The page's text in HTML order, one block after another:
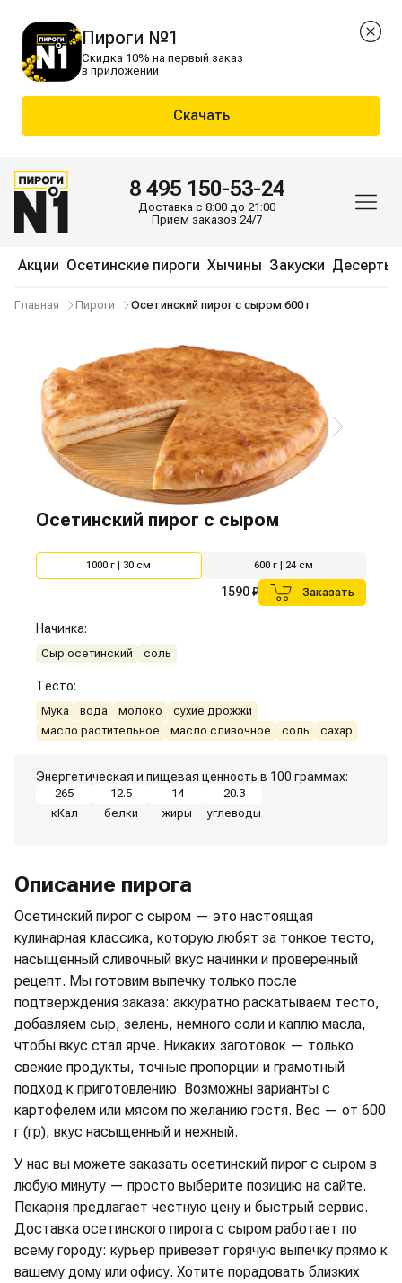
Пироги №1
Скидка 10% на первый заказ
в приложении
Скачать
8 495 150-53-24
Доставка с 8:00 до 21:00
Прием заказов 24/7
Акции Осетинские пироги Хычины Закуски Десерты
Главная Пироги Осетинский пирог с сыром 600 г
Осетинский пирог с сыром
1000 г | 30 см 600 г | 24 см
1590 ₽ Заказать
Начинка:
Сыр осетинский соль
Тесто:
Мука вода молоко
сухие дрожжи
масло растительное
масло сливочное соль сахар
Энергетическая и пищевая ценность в 100 граммах:
265
кКал
12.5
белки
14
жиры
20.3
углеводы
Описание пирога
Осетинский пирог с сыром — это настоящая
кулинарная классика, которую любят за тонкое тесто,
насыщенный сливочный вкус начинки и проверенный
рецепт. Мы готовим выпечку только после
подтверждения заказа: аккуратно раскатываем тесто,
добавляем сыр, зелень, немного соли и каплю масла,
чтобы вкус стал ярче. Никаких заготовок — только
свежие продукты, точные пропорции и грамотный
подход к приготовлению. Возможны варианты с
картофелем или мясом по желанию гостя. Вес — от 600
г (гр), вкус насыщенный и нежный.
У нас вы можете заказать осетинский пирог с сыром в
любую минуту — просто выберите позицию на сайте.
Пекарня предлагает честную цену и быстрый сервис.
Доставка осетинского пирога с сыром работает по
всему городу: курьер привезет горячую выпечку прямо к
вашему дому или офису. Хотите порадовать близких